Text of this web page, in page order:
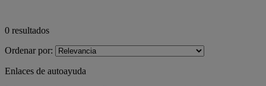
0 resultados
Ordenar por:
Enlaces de autoayuda